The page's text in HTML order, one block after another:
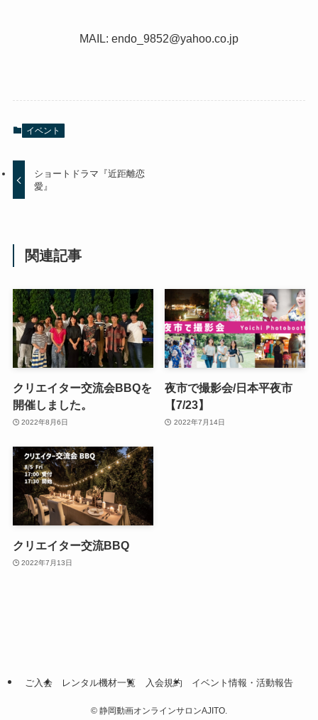
MAIL: endo_9852@yahoo.co.jp
イベント
ショートドラマ『近距離恋
愛』
関連記事
クリエイター交流会BBQを
開催しました。
2022年8月6日
夜市で撮影会/日本平夜市
【7/23】
2022年7月14日
クリエイター交流BBQ
2022年7月13日
ご入会 レンタル機材一覧 入会規約 イベント情報・活動報告
© 静岡動画オンラインサロンAJITO.